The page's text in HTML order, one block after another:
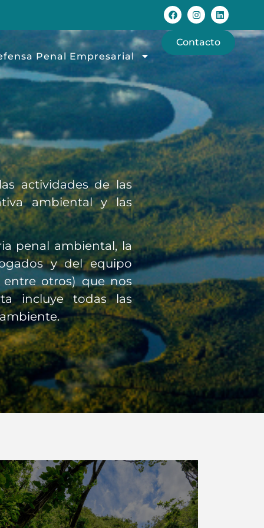
Penal Empresarial
Contacto
actividades de las
ambiental y las
penal ambiental, la
y del equipo
entre otros) que nos
incluye todas las
Ver Más